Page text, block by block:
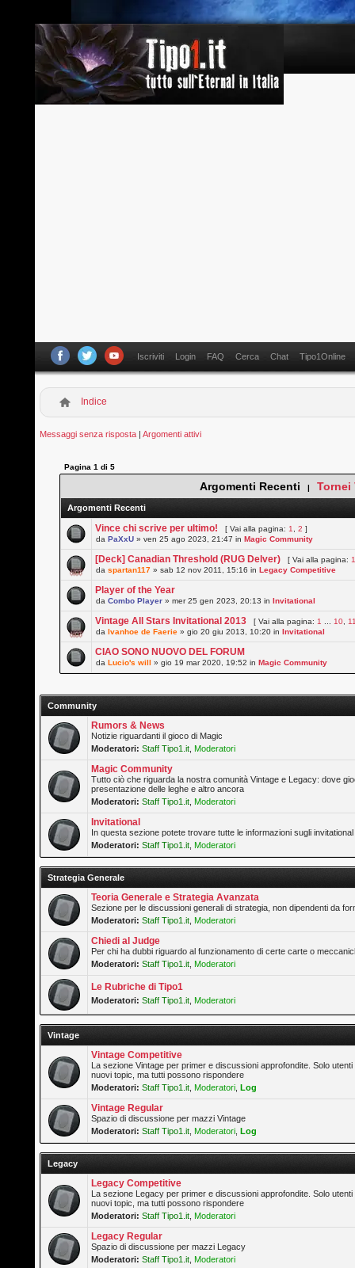
Iscriviti Login FAQ Cerca Chat Tipo1Online
Indice
Messaggi senza risposta |Argomenti attivi
Pagina1 di5
Argomenti Recenti | Tornei
Argomenti Recenti
Vince chi scrive per ultimo! [ Vai alla pagina: 1 ,2 ]
daPaXxU » ven 25 ago 2023, 21:47 inMagic Community
[Deck] Canadian Threshold (RUG Delver) [ Vai alla pagina:
daspartan117 » sab 12 nov 2011, 15:16 inLegacy Competitive
Player of the Year
daCombo Player » mer 25 gen 2023, 20:13 inInvitational
Vintage All Stars Invitational 2013 [ Vai alla pagina: 1 10
daIvanhoe de Faerie » gio 20 giu 2013, 10:20 inInvitational
CIAO SONO NUOVO DEL FORUM
daLucio's will » gio 19 mar 2020, 19:52 inMagic Community
Community
Rumors & News
Notizie riguardanti il gioco di Magic
Moderatori: Staff Tipo1.it Moderatori
Magic Community
Tutto ciò che riguarda la nostra comunità Vintage e Legacy: dove
presentazione delle leghe e altro ancora
Moderatori: Staff Tipo1.it Moderatori
Invitational
In questa sezione potete trovare tutte le informazioni sugli
Moderatori: Staff Tipo1.it Moderatori
Strategia Generale
Teoria Generale e Strategia Avanzata
Sezione per le discussioni generali di strategia, non dipendenti da
Moderatori: Staff Tipo1.it Moderatori
Chiedi al Judge
Per chi ha dubbi riguardo al funzionamento di certe carte o
Moderatori: Staff Tipo1.it Moderatori
Le Rubriche di Tipo1
Moderatori: Staff Tipo1.it Moderatori
Vintage
Vintage Competitive
La sezione Vintage per primer e discussioni approfondite. Solo
nuovi topic, ma tutti possono rispondere
Moderatori: Staff Tipo1.it Moderatori ,Log
Vintage Regular
Spazio di discussione per mazzi Vintage
Moderatori: Staff Tipo1.it Moderatori ,Log
Legacy
Legacy Competitive
La sezione Legacy per primer e discussioni approfondite. Solo
nuovi topic, ma tutti possono rispondere
Moderatori: Staff Tipo1.it Moderatori
Legacy Regular
Spazio di discussione per mazzi Legacy
Moderatori: Staff Tipo1.it Moderatori